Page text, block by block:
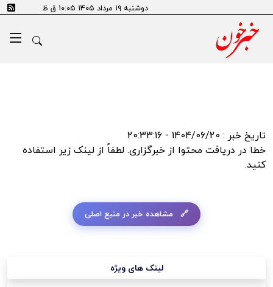
دوشنبه ۱۹ مرداد ۱۴۰۵ ۱۰:۰۵ ق ظ
error:SSL certificate problem: self signed certificate in
certificate chain
تاریخ خبر : 1404/06/20 - 20:33:16
خطا در دریافت محتوا از خبرگزاری. لطفاً از لینک زیر استفاده
کنید.
مشاهده خبر در منبع اصلی
لینک های ویژه